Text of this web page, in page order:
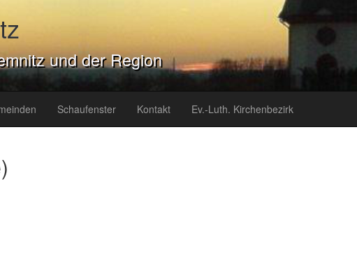
und der Region
Schaufenster Kontakt Ev.-Luth. Kirchenbezirk